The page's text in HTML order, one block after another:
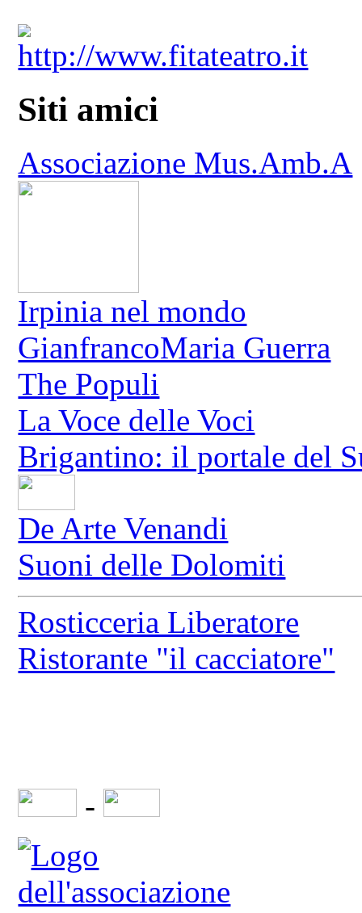
http://www.fitateatro.it
Siti amici
Associazione Mus.Amb.A
Irpinia nel mondo
GianfrancoMaria Guerra
The Populi
La Voce delle Voci
Brigantino: il portale del
De Arte Venandi
Suoni delle Dolomiti
Rosticceria Liberatore
Ristorante "il cacciatore"
-